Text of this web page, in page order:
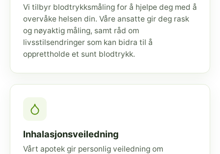
Vi tilbyr blodtrykksmåling for å hjelpe deg med å
overvåke helsen din. Våre ansatte gir deg rask
og nøyaktig måling, samt råd om
livsstilsendringer som kan bidra til å
opprettholde et sunt blodtrykk.
Inhalasjonsveiledning
Vårt apotek gir personlig veiledning om